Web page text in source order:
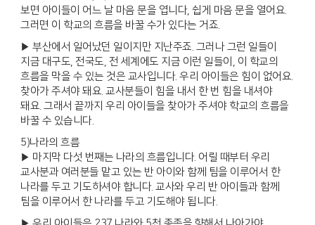
보면 아이들이 어느 날 마음 문을 엽니다, 쉽게 마음 문을 열어요.
그러면 이 학교의 흐름을 바꿀 수가 있다는 거죠.
▶ 부산에서 일어났던 일이지만 지난주죠. 그러나 그런 일들이
지금 대구도, 전국도, 전 세계에도 지금 이런 일들이, 이 학교의
흐름을 막을 수 있는 것은 교사입니다. 우리 아이들은 힘이 없어요.
찾아가 주셔야 돼요. 교사분들이 힘을 내서 한 번 힘을 내셔야
돼요. 그래서 끝까지 우리 아이들을 찾아가 주셔야 학교의 흐름을
바꿀 수 있습니다.
5)나라의 흐름
▶ 마지막 다섯 번째는 나라의 흐름입니다. 어릴 때부터 우리
교사분과 여러분들 맡고 있는 반 아이와 함께 팀을 이루어서 한
나라를 두고 기도하셔야 합니다. 교사와 우리 반 아이들과 함께
팀을 이루어서 한 나라를 두고 기도해야 됩니다.